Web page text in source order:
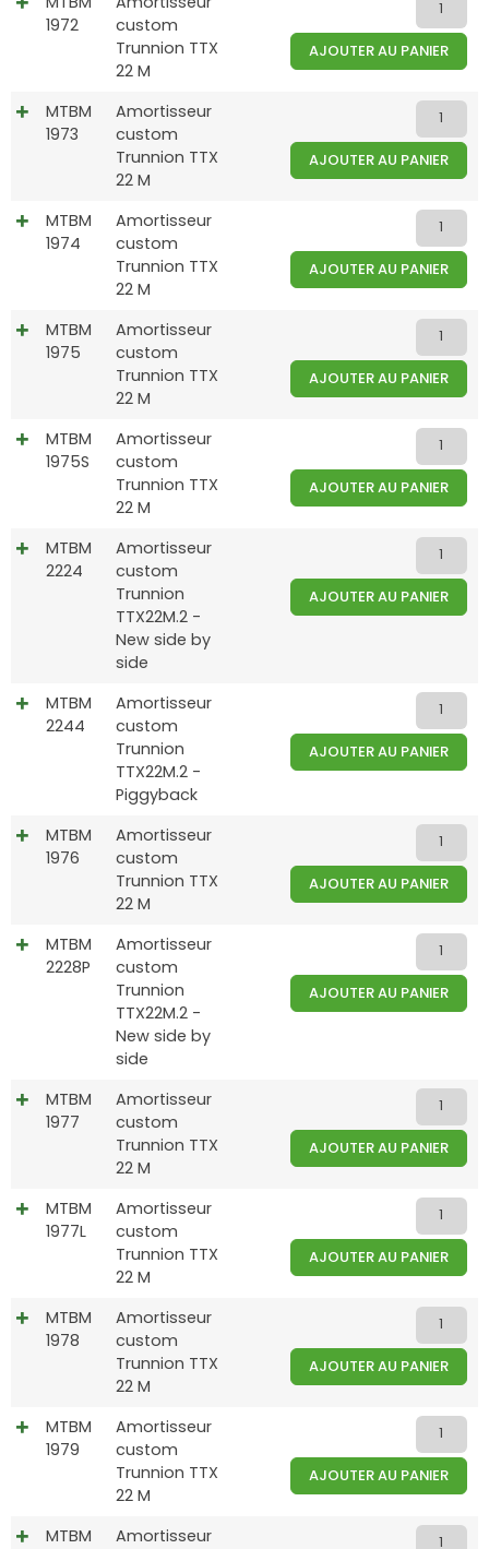
1972
custom
Trunnion TTX
22 M
AJOUTER AU PANIER
MTBM
1973
Amortisseur
custom
Trunnion TTX
22 M
AJOUTER AU PANIER
MTBM
1974
Amortisseur
custom
Trunnion TTX
22 M
AJOUTER AU PANIER
MTBM
1975
Amortisseur
custom
Trunnion TTX
22 M
AJOUTER AU PANIER
MTBM
1975S
Amortisseur
custom
Trunnion TTX
22 M
AJOUTER AU PANIER
MTBM
2224
Amortisseur
custom
Trunnion
TTX22M.2 -
New side by
side
AJOUTER AU PANIER
MTBM
2244
Amortisseur
custom
Trunnion
TTX22M.2 -
Piggyback
AJOUTER AU PANIER
MTBM
1976
Amortisseur
custom
Trunnion TTX
22 M
AJOUTER AU PANIER
MTBM
2228P
Amortisseur
custom
Trunnion
TTX22M.2 -
New side by
side
AJOUTER AU PANIER
MTBM
1977
Amortisseur
custom
Trunnion TTX
22 M
AJOUTER AU PANIER
MTBM
1977L
Amortisseur
custom
Trunnion TTX
22 M
AJOUTER AU PANIER
MTBM
1978
Amortisseur
custom
Trunnion TTX
22 M
AJOUTER AU PANIER
MTBM
1979
Amortisseur
custom
Trunnion TTX
22 M
AJOUTER AU PANIER
MTBM
Amortisseur